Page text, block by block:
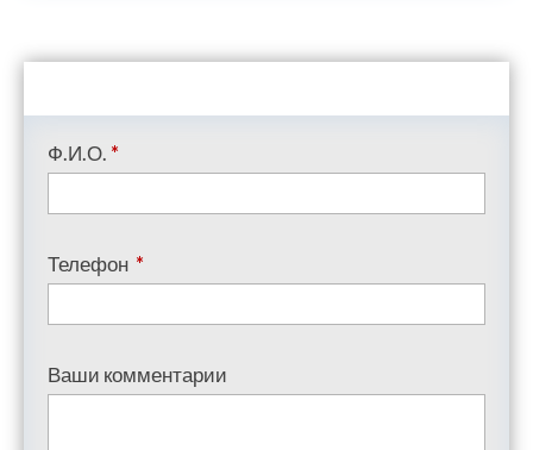
Ф.И.О. *
Телефон *
Ваши комментарии